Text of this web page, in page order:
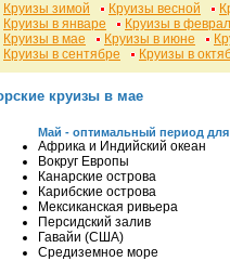
Круизы зимой Круизы весной
Круизы в январе
Круизы в
Круизы в мае
Круизы в июне
Круизы в сентябре
Круизы в
круизы в мае
Май - оптимальный период
Африка и Индийский океан
Вокруг Европы
Канарские острова
Карибские острова
Мексиканская ривьера
Персидский залив
Гавайи (США)
Средиземное море